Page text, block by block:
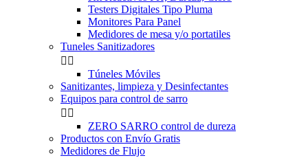
Testers Digitales Tipo Pluma
Monitores Para Panel
Medidores de mesa y/o portatiles
Tuneles Sanitizadores
 
Túneles Móviles
Sanitizantes, limpieza y Desinfectantes
Equipos para control de sarro
 
ZERO SARRO control de dureza
Productos con Envío Gratis
Medidores de Flujo